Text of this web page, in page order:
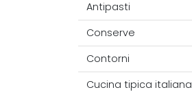
Antipasti
Conserve
Contorni
Cucina tipica italiana